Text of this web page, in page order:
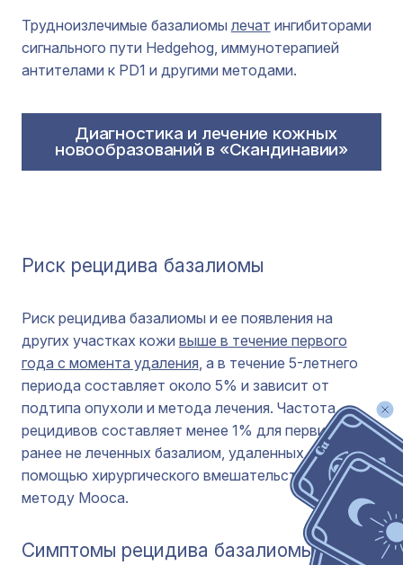
Трудноизлечимые базалиомы лечат ингибиторами
сигнального пути Hedgehog, иммунотерапией
антителами к PD1 и другими методами.
Диагностика и лечение кожных
новообразований в «Скандинавии»
Риск рецидива базалиомы
Риск рецидива базалиомы и ее появления на
других участках кожи выше в течение первого
года с момента удаления, а в течение 5-летнего
периода составляет около 5% и зависит от
подтипа опухоли и метода лечения. Частота
рецидивов составляет менее 1% для первичных и
ранее не леченных базалиом, удаленных с
помощью хирургического вмешательства по
методу Мооса.
Симптомы рецидива базалиомы